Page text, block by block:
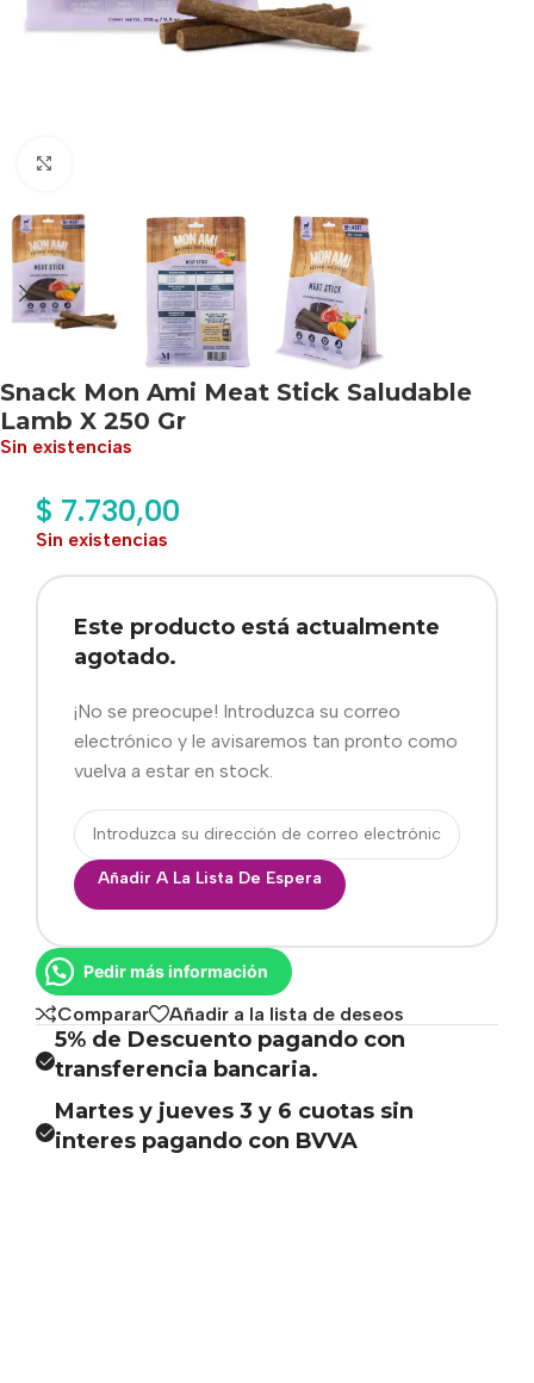
Snack Mon Ami Meat Stick Saludable
Lamb X 250 Gr
Sin existencias
$ 7.730,00
Sin existencias
Este producto está actualmente
agotado.
¡No se preocupe! Introduzca su correo
electrónico y le avisaremos tan pronto como
vuelva a estar en stock.
Añadir A La Lista De Espera
Pedir más información
Comparar Añadir a la lista de deseos
5% de Descuento pagando con
transferencia bancaria.
Martes y jueves 3 y 6 cuotas sin
interes pagando con BVVA